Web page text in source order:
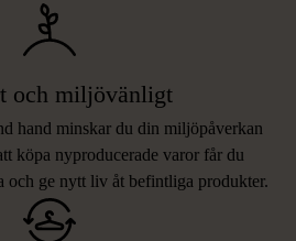
och miljövänligt
hand minskar du din miljöpåverkan
köpa nyproducerade varor får du
och ge nytt liv åt befintliga produkter.